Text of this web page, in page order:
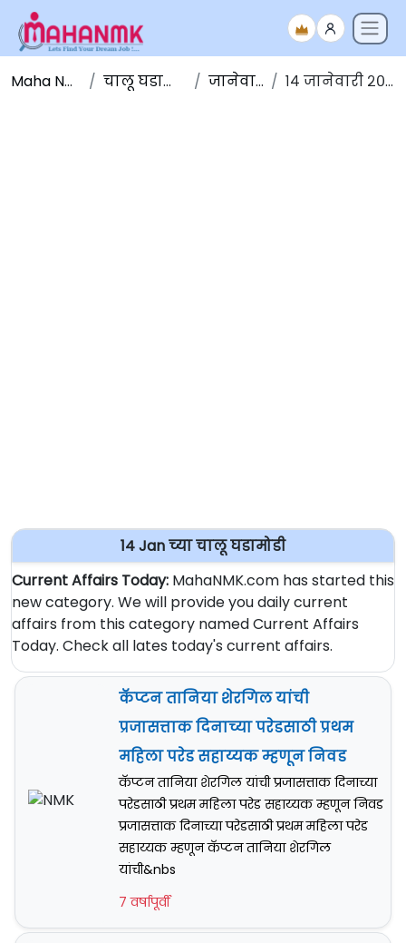
Maha NMK चालू घडामोडी जानेवारी १४ जानेवारी २०२०
14 Jan च्या चालू घडामोडी
Current Affairs Today: MahaNMK.com has started this
new category. We will provide you daily current
affairs from this category named Current Affairs
Today. Check all lates today's current affairs.
कॅप्टन तानिया शेरगिल यांची
प्रजासत्ताक दिनाच्या परेडसाठी प्रथम
महिला परेड सहाय्यक म्हणून निवड
कॅप्टन तानिया शेरगिल यांची प्रजासत्ताक दिनाच्या
परेडसाठी प्रथम महिला परेड सहाय्यक म्हणून निवड
प्रजासत्ताक दिनाच्या परेडसाठी प्रथम महिला परेड
सहाय्यक म्हणून कॅप्टन तानिया शेरगिल
यांची&nbs
7 वर्षापूर्वी